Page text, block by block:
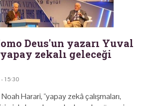
Deus'un yazarı Yuval
zekalı geleceği
15:30
Harari, "yapay zekâ çalışmaları,